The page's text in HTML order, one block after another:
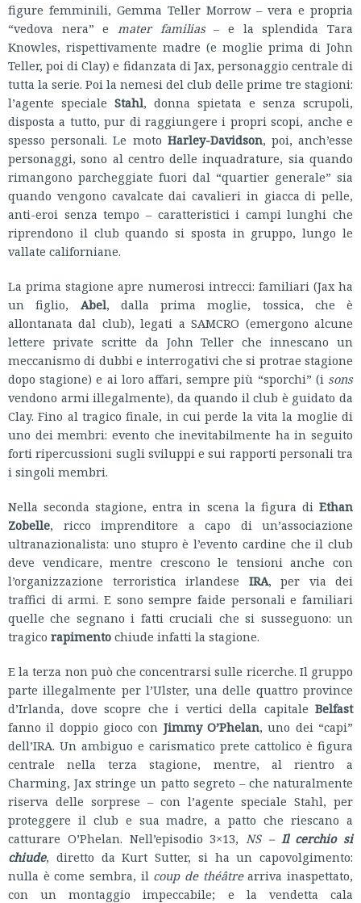
figure femminili, Gemma Teller Morrow – vera e propria
“vedova nera” e mater familias– e la splendida Tara
Knowles, rispettivamente madre (e moglie prima di John
Teller, poi di Clay) e fidanzata di Jax, personaggio centrale di
tutta la serie. Poi la nemesi del club delle prime tre stagioni:
l’agente speciale Stahl, donna spietata e senza scrupoli,
disposta a tutto, pur di raggiungere i propri scopi, anche e
spesso personali. Le moto Harley-Davidson, poi, anch’esse
personaggi, sono al centro delle inquadrature, sia quando
rimangono parcheggiate fuori dal “quartier generale” sia
quando vengono cavalcate dai cavalieri in giacca di pelle,
anti-eroi senza tempo – caratteristici i campi lunghi che
riprendono il club quando si sposta in gruppo, lungo le
vallate californiane.
La prima stagione apre numerosi intrecci: familiari (Jax ha
un figlio, Abel, dalla prima moglie, tossica, che è
allontanata dal club), legati a SAMCRO (emergono alcune
lettere private scritte da John Teller che innescano un
meccanismo di dubbi e interrogativi che si protrae stagione
dopo stagione) e ai loro affari, sempre più “sporchi” (i sons
vendono armi illegalmente), da quando il club è guidato da
Clay. Fino al tragico finale, in cui perde la vita la moglie di
uno dei membri: evento che inevitabilmente ha in seguito
forti ripercussioni sugli sviluppi e sui rapporti personali tra
i singoli membri.
Nella seconda stagione, entra in scena la figura di Ethan
Zobelle, ricco imprenditore a capo di un’associazione
ultranazionalista: uno stupro è l’evento cardine che il club
deve vendicare, mentre crescono le tensioni anche con
l’organizzazione terroristica irlandese IRA, per via dei
traffici di armi. E sono sempre faide personali e familiari
quelle che segnano i fatti cruciali che si susseguono: un
tragico rapimento chiude infatti la stagione.
E la terza non può che concentrarsi sulle ricerche. Il gruppo
parte illegalmente per l’Ulster, una delle quattro province
d’Irlanda, dove scopre che i vertici della capitale Belfast
fanno il doppio gioco con Jimmy O’Phelan, uno dei “capi”
dell’IRA. Un ambiguo e carismatico prete cattolico è figura
centrale nella terza stagione, mentre, al rientro a
Charming, Jax stringe un patto segreto – che naturalmente
riserva delle sorprese – con l’agente speciale Stahl, per
proteggere il club e sua madre, a patto che riescano a
catturare O’Phelan. Nell’episodio 3×13, NS – Il cerchio si
chiude, diretto da Kurt Sutter, si ha un capovolgimento:
nulla è come sembra, il coup de théâtrearriva inaspettato,
con un montaggio impeccabile; e la vendetta cala